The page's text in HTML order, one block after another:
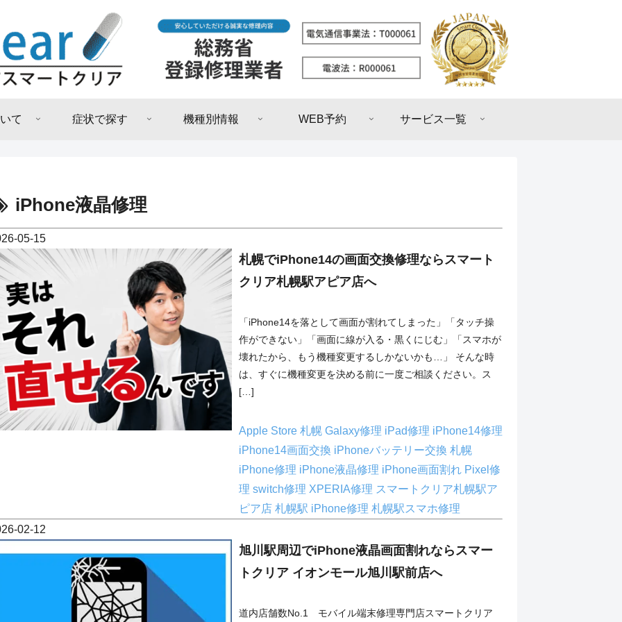
て 症状で探す 機種別情報 WEB予約 サービス一覧
iPhone液晶修理
05-15
札幌でiPhone14の画面交換修理ならスマート
クリア札幌駅アピア店へ
「iPhone14を落として画面が割れてしまった」「タッチ操
作ができない」「画面に線が入る・黒くにじむ」「スマホが
壊れたから、もう機種変更するしかないかも…」 そんな時
は、すぐに機種変更を決める前に一度ご相談ください。ス
[…]
Apple Store 札幌 Galaxy修理 iPad修理 iPhone14修理
iPhone14画面交換 iPhoneバッテリー交換 札幌
iPhone修理 iPhone液晶修理 iPhone画面割れ Pixel修
理 switch修理 XPERIA修理 スマートクリア札幌駅ア
ピア店 札幌駅 iPhone修理 札幌駅スマホ修理
02-12
旭川駅周辺でiPhone液晶画面割れならスマー
トクリア イオンモール旭川駅前店へ
道内店舗数No.1 モバイル端末修理専門店スマートクリア